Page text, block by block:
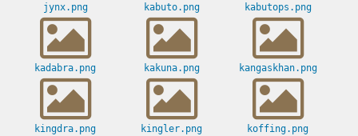
jynx.png kabuto.png kabutops.png
kadabra.png kakuna.png kangaskhan.png
kingdra.png kingler.png koffing.png